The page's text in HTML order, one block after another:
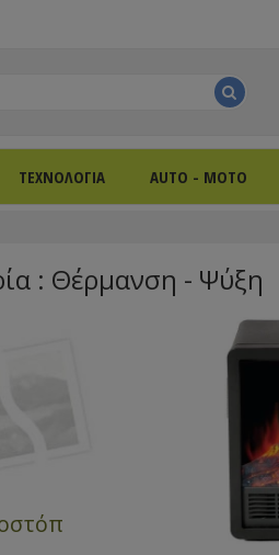
ΤΕΧΝΟΛΟΓΙΑ AUTO - MOTO
: Θέρμανση - Ψύξη